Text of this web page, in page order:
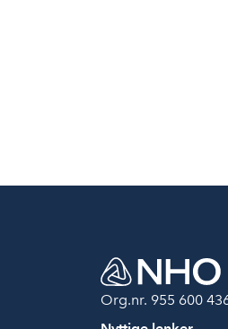
Org.nr. 955 600